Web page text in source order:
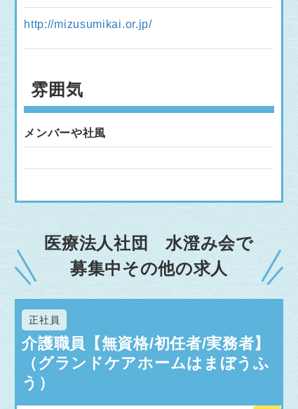
http://mizusumikai.or.jp/
雰囲気
メンバーや社風
医療法人社団 水澄み会で
募集中その他の求人
正社員
介護職員【無資格/初任者/実務者】
（グランドケアホームはまぼうふ
う）